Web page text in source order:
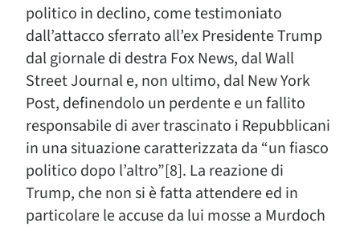
politico in declino, come testimoniato
dall’attacco sferrato all’ex Presidente Trump
dal giornale di destra Fox News, dal Wall
Street Journal e, non ultimo, dal New York
Post, definendolo un perdente e un fallito
responsabile di aver trascinato i Repubblicani
in una situazione caratterizzata da “un fiasco
politico dopo l’altro”[8]. La reazione di
Trump, che non si è fatta attendere ed in
particolare le accuse da lui mosse a Murdoch